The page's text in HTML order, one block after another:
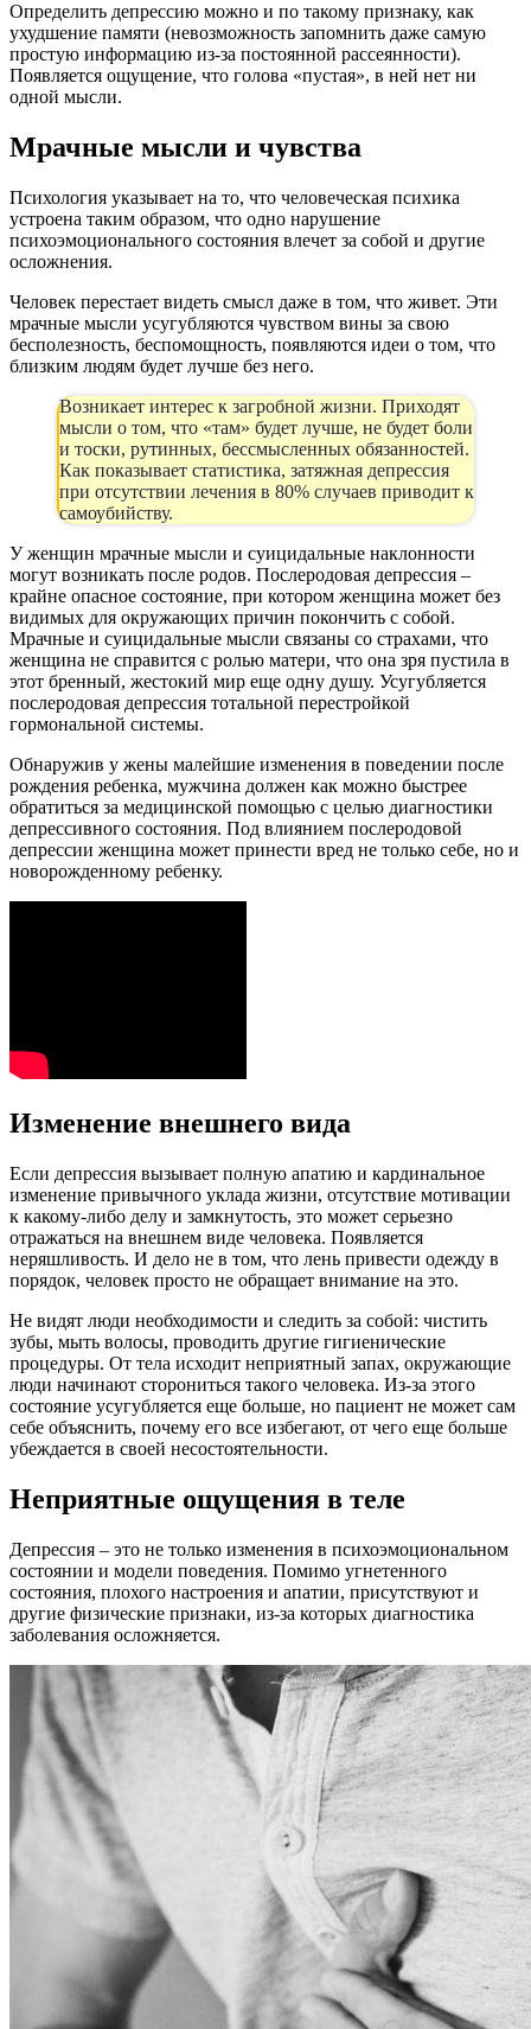
Определить депрессию можно и по такому признаку, как
ухудшение памяти (невозможность запомнить даже самую
простую информацию из-за постоянной рассеянности).
Появляется ощущение, что голова «пустая», в ней нет ни
одной мысли.
Мрачные мысли и чувства
Психология указывает на то, что человеческая психика
устроена таким образом, что одно нарушение
психоэмоционального состояния влечет за собой и другие
осложнения.
Человек перестает видеть смысл даже в том, что живет. Эти
мрачные мысли усугубляются чувством вины за свою
бесполезность, беспомощность, появляются идеи о том, что
близким людям будет лучше без него.
Возникает интерес к загробной жизни. Приходят
мысли о том, что «там» будет лучше, не будет боли
и тоски, рутинных, бессмысленных обязанностей.
Как показывает статистика, затяжная депрессия
при отсутствии лечения в 80% случаев приводит к
самоубийству.
У женщин мрачные мысли и суицидальные наклонности
могут возникать после родов. Послеродовая депрессия –
крайне опасное состояние, при котором женщина может без
видимых для окружающих причин покончить с собой.
Мрачные и суицидальные мысли связаны со страхами, что
женщина не справится с ролью матери, что она зря пустила в
этот бренный, жестокий мир еще одну душу. Усугубляется
послеродовая депрессия тотальной перестройкой
гормональной системы.
Обнаружив у жены малейшие изменения в поведении после
рождения ребенка, мужчина должен как можно быстрее
обратиться за медицинской помощью с целью диагностики
депрессивного состояния. Под влиянием послеродовой
депрессии женщина может принести вред не только себе, но и
новорожденному ребенку.
Изменение внешнего вида
Если депрессия вызывает полную апатию и кардинальное
изменение привычного уклада жизни, отсутствие мотивации
к какому-либо делу и замкнутость, это может серьезно
отражаться на внешнем виде человека. Появляется
неряшливость. И дело не в том, что лень привести одежду в
порядок, человек просто не обращает внимание на это.
Не видят люди необходимости и следить за собой: чистить
зубы, мыть волосы, проводить другие гигиенические
процедуры. От тела исходит неприятный запах, окружающие
люди начинают сторониться такого человека. Из-за этого
состояние усугубляется еще больше, но пациент не может сам
себе объяснить, почему его все избегают, от чего еще больше
убеждается в своей несостоятельности.
Неприятные ощущения в теле
Депрессия – это не только изменения в психоэмоциональном
состоянии и модели поведения. Помимо угнетенного
состояния, плохого настроения и апатии, присутствуют и
другие физические признаки, из-за которых диагностика
заболевания осложняется.